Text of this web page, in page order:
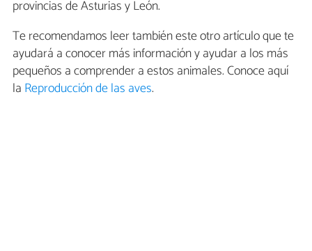
provincias de Asturias y León.
Te recomendamos leer también este otro artículo que te
ayudará a conocer más información y ayudar a los más
pequeños a comprender a estos animales. Conoce aquí
la Reproducción de las aves.